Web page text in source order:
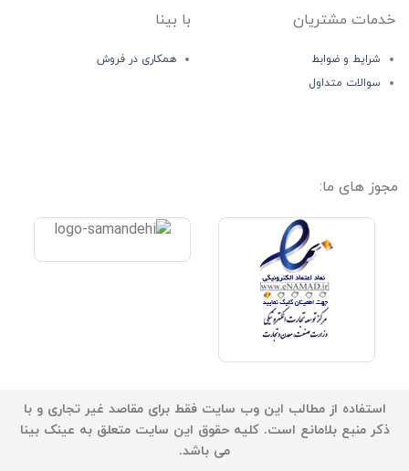
خدمات مشتریان
شرایط و ضوابط
سوالات متداول
با بینا
همکاری در فروش
مجوز های ما:
استفاده از مطالب این وب سایت فقط برای مقاصد غیر تجاری و با
ذکر منبع بلامانع است. کلیه حقوق این سایت متعلق به عینک بینا
می باشد.